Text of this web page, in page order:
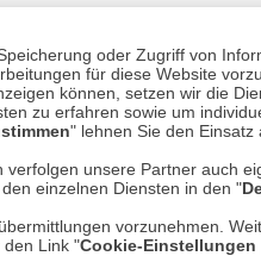
oder Zugriff von
für diese Website
können, setzen wir die
zu erfahren sowie um
" lehnen Sie den Einsatz
unsere Partner auch
einzelnen Diensten in den "
vorzunehmen.
den Link "Cookie-Einstellungen